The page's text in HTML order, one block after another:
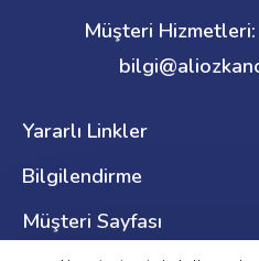
Müşteri
Yararlı Linkler
Bilgilendirme
Müşteri Sayfası